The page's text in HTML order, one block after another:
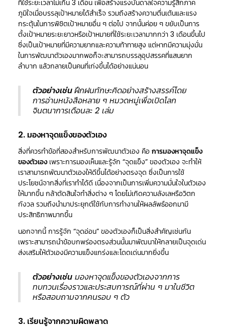
ที่ใช้ระยะเวลาไม่เกิน 3 เดือน เพื่อสร้างแรงบันดาลใจความรู้สึกภาค
ภูมิใจเมื่อบรรลุเป้าหมายได้สำเร็จ รวมถึงสร้างความตื่นเต้นและแรง
กระตุ้นในการพิชิตเป้าหมายอื่น ๆ ต่อไป จากนั้นค่อย ๆ ขยับเป็นการ
ตั้งเป้าหมายระยะยาวหรือเป้าหมายที่ใช้ระยะเวลามากกว่า 3 เดือนขึ้นไป
ซึ่งเป็นเป้าหมายที่มีความยากและความท้าทายสูง แต่หากมีความมุ่งมั่น
ในการพัฒนาตัวเองมากพอก็จะสามารถบรรลุอุปสรรคที่แสนยาก
ลำบาก แล้วกลายเป็นคนที่เก่งขึ้นได้อย่างแน่นอน
ตัวอย่างเช่นฝึกฝนทักษะคิดอย่างสร้างสรรค์โดย
การอ่านหนังสือหลาย ๆ หมวดหมู่เพื่อเปิดโลก
จินตนาการเดือนละ 2 เล่ม
2. มองหาจุดแข็งของตัวเอง
สิ่งที่ควรทำข้อที่สองสำหรับการพัฒนาตัวเอง คือ การมองหาจุดแข็ง
ของตัวเองเพราะการมองเห็นและรู้จัก “จุดแข็ง” ของตัวเอง จะทำให้
เราสามารถพัฒนาตัวเองให้ดีขึ้นได้อย่างตรงจุด ซึ่งเป็นการใช้
ประโยชน์จากสิ่งที่เราทำได้ดี เนื่องจากเป็นการเพิ่มความมั่นใจในตัวเอง
ให้มากขึ้น กล้าตัดสินใจทำสิ่งต่าง ๆ โดยไม่เกิดความลังเลหรือวิตก
กังวล รวมถึงนำมาประยุกต์ใช้กับการทำงานให้ผลลัพธ์ออกมามี
ประสิทธิภาพมากขึ้น
นอกจากนี้ การรู้จัก “จุดอ่อน” ของตัวเองก็เป็นสิ่งสำคัญเช่นกัน
เพราะสามารถนำข้อบกพร่องตรงส่วนนั้นมาพัฒนาให้กลายเป็นจุดเด่น
ส่งเสริมให้ตัวเองมีความแข็งแกร่งและโดดเด่นมากยิ่งขึ้น
ตัวอย่างเช่น มองหาจุดแข็งของตัวเองจากการ
ทบทวนเรื่องราวและประสบการณ์ที่ผ่าน ๆ มาในชีวิต
หรือสอบถามจากคนรอบ ๆ ตัว
3. เรียนรู้จากความผิดพลาด